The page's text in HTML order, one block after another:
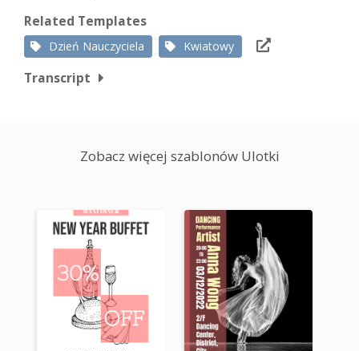
Related Templates
Dzień Nauczyciela Kwiatowy
Transcript
Zobacz więcej szablonów Ulotki